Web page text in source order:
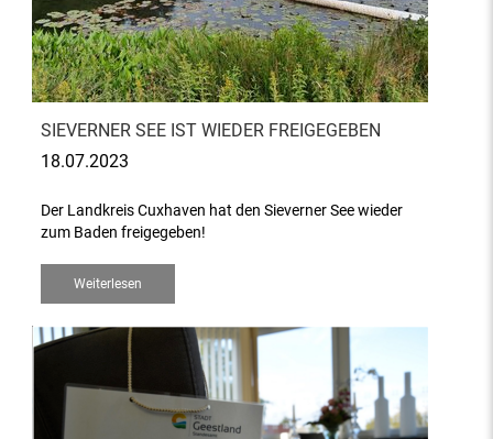
SIEVERNER SEE IST WIEDER FREIGEGEBEN
18.07.2023
Der Landkreis Cuxhaven hat den Sieverner See wieder
zum Baden freigegeben!
Weiterlesen